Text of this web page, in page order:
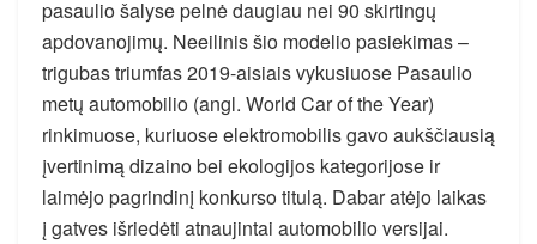
pasaulio šalyse pelnė daugiau nei 90 skirtingų
apdovanojimų. Neeilinis šio modelio pasiekimas –
trigubas triumfas 2019-aisiais vykusiuose Pasaulio
metų automobilio (angl. World Car of the Year)
rinkimuose, kuriuose elektromobilis gavo aukščiausią
įvertinimą dizaino bei ekologijos kategorijose ir
laimėjo pagrindinį konkurso titulą. Dabar atėjo laikas
į gatves išriedėti atnaujintai automobilio versijai.